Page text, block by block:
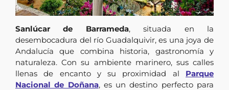
Sanlúcar de Barrameda, situada en la
desembocadura del río Guadalquivir, es una joya de
Andalucía que combina historia, gastronomía y
naturaleza. Con su ambiente marinero, sus calles
llenas de encanto y su proximidad al Parque
Nacional de Doñana, es un destino perfecto para